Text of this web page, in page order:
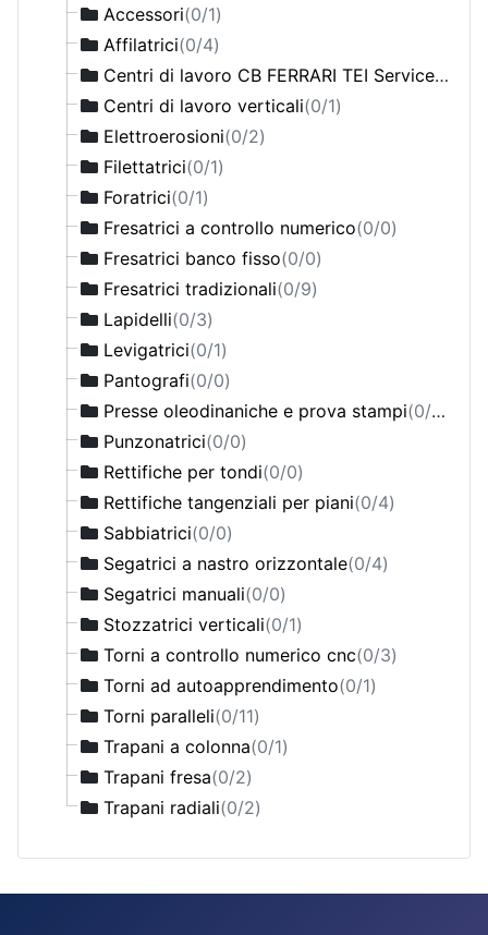
Fresatrici a montante mobile
Fresatrici convenzionali
Rettifiche tangenziali per piani(0/4)
Segatrici a nastro(0/2)
Segatrici circolari(0/1)
Torni a banco inclinato a CNC
Torni ad autoapprendimento
Torni convenzionali(0/3)
Torni paralleli a CNC(0/2)
Trapani a colonna(0/1)
Trapani radiali
Accessori(0/1)
Affilatrici(0/4)
Centri di lavoro CB FERRARI TEI Service(0/3)
Centri di lavoro verticali(0/1)
Elettroerosioni(0/2)
Filettatrici(0/1)
Foratrici(0/1)
Fresatrici a controllo numerico(0/0)
Fresatrici banco fisso(0/0)
Fresatrici tradizionali(0/9)
Lapidelli(0/3)
Levigatrici(0/1)
Pantografi(0/0)
Presse oleodinaniche e prova stampi(0/0)
Punzonatrici(0/0)
Rettifiche per tondi(0/0)
Rettifiche tangenziali per piani(0/4)
Sabbiatrici(0/0)
Segatrici a nastro orizzontale(0/4)
Segatrici manuali(0/0)
Stozzatrici verticali(0/1)
Torni a controllo numerico cnc(0/3)
Torni ad autoapprendimento(0/1)
Torni paralleli(0/11)
Trapani a colonna(0/1)
Trapani fresa(0/2)
Trapani radiali(0/2)